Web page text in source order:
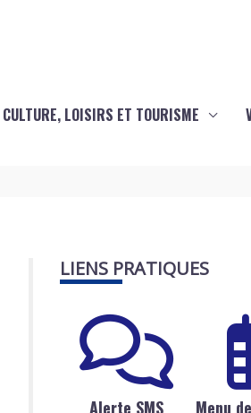
CULTURE, LOISIRS ET TOURISME
LIENS PRATIQUES
Alerte SMS Menu